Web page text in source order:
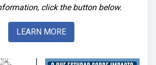
click the button below.
LEARN MORE